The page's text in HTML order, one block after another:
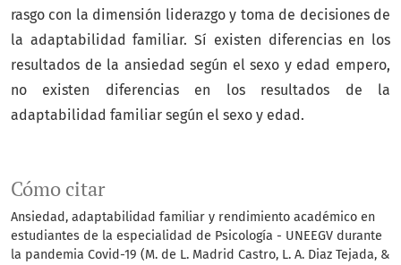
Cómo citar
Ansiedad, adaptabilidad familiar y rendimiento académico en
estudiantes de la especialidad de Psicología - UNEEGV durante
la pandemia Covid-19 (M. de L. Madrid Castro, L. A. Diaz Tejada, &
rasgo con la dimensión liderazgo y toma de decisiones de
la adaptabilidad familiar. Sí existen diferencias en los
resultados de la ansiedad según el sexo y edad empero,
no existen diferencias en los resultados de la
adaptabilidad familiar según el sexo y edad.